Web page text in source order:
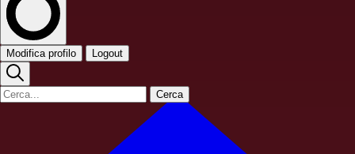
Modifica profilo Logout
Cerca